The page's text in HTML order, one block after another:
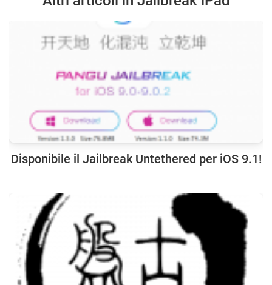
Disponibile il Jailbreak Untethered per iOS 9.1!